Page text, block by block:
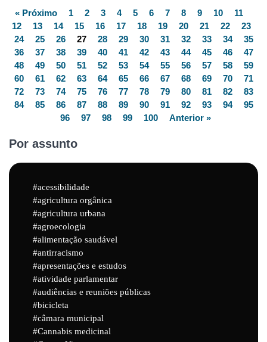
« Próximo 1 2 3 4 5 6 7 8 9 10
11
12
13 14 15 16 17 18 19 20 21 22
23
24
25 26 27 28 29 30 31 32 33 34
35
36
37 38 39 40 41 42 43 44 45 46
47
48
49 50 51 52 53 54 55 56 57 58
59
60
61 62 63 64 65 66 67 68 69 70
71
72
73 74 75 76 77 78 79 80 81 82
83
84
85 86 87 88 89 90 91 92 93 94
95
96
97 98 99 100 Anterior »
Por assunto
acessibilidade
agricultura orgânica
agricultura urbana
agroecologia
alimentação saudável
antirracismo
apresentações e estudos
atividade parlamentar
audiências e reuniões públicas
bicicleta
câmara municipal
Cannabis medicinal